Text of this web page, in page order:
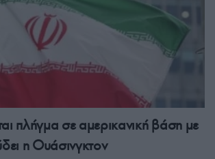
πλήγμα σε αμερικανική βάση με
η Ουάσινγκτον